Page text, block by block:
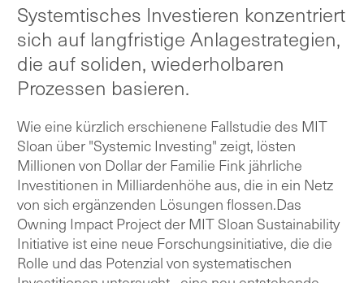
Systemtisches Investieren konzentriert
sich auf langfristige Anlagestrategien,
die auf soliden, wiederholbaren
Prozessen basieren.
Wie eine kürzlich erschienene Fallstudie des MIT
Sloan über "Systemic Investing" zeigt, lösten
Millionen von Dollar der Familie Fink jährliche
Investitionen in Milliardenhöhe aus, die in ein Netz
von sich ergänzenden Lösungen flossen.Das
Owning Impact Project der MIT Sloan Sustainability
Initiative ist eine neue Forschungsinitiative, die die
Rolle und das Potenzial von systematischen